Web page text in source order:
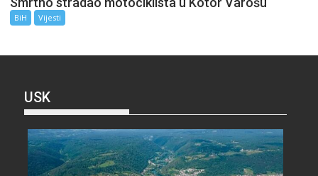
BiH Vijesti
USK